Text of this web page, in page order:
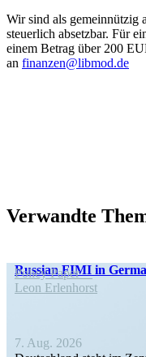
Wir sind als gemein­nützig
steuerlich absetzbar. Für
einem Betrag über 200
an finanzen@libmod.de
Verwandte
Russian FIMI in
Policy Paper
Leon Erlen­horst
7. Aug. 2026